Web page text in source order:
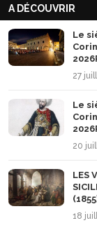
Bernard
Siegfried
Cheryl
A DÉCOUVRIR
Le
27
Le
20
LES
18